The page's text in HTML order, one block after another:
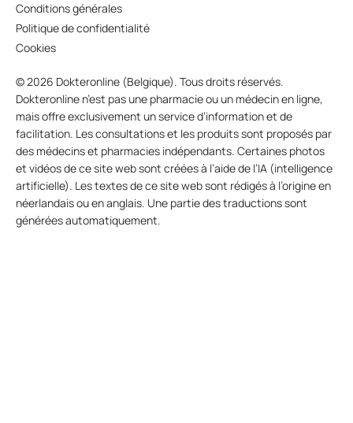
Conditions générales
Politique de confidentialité
Cookies
© 2026 Dokteronline (Belgique). Tous droits réservés.
Dokteronline n’est pas une pharmacie ou un médecin en ligne,
mais offre exclusivement un service d’information et de
facilitation. Les consultations et les produits sont proposés par
des médecins et pharmacies indépendants. Certaines photos
et vidéos de ce site web sont créées à l’aide de l’IA (intelligence
artificielle). Les textes de ce site web sont rédigés à l’origine en
néerlandais ou en anglais. Une partie des traductions sont
générées automatiquement.